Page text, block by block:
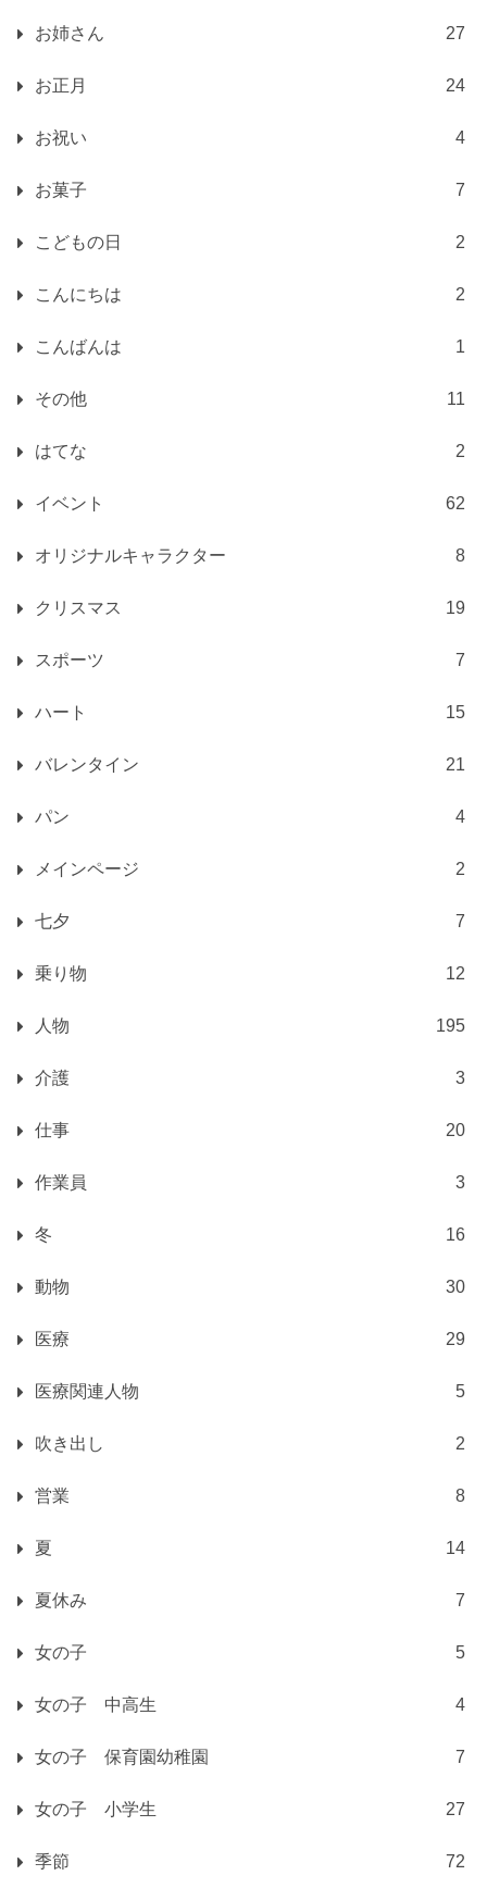
お姉さん 27
お正月 24
お祝い 4
お菓子 7
こどもの日 2
こんにちは 2
こんばんは 1
その他 11
はてな 2
イベント 62
オリジナルキャラクター 8
クリスマス 19
スポーツ 7
ハート 15
バレンタイン 21
パン 4
メインページ 2
七夕 7
乗り物 12
人物 195
介護 3
仕事 20
作業員 3
冬 16
動物 30
医療 29
医療関連人物 5
吹き出し 2
営業 8
夏 14
夏休み 7
女の子 5
女の子 中高生 4
女の子 保育園幼稚園 7
女の子 小学生 27
季節 72